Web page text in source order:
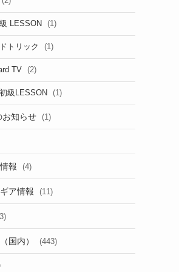
LESSON (1)
トリック (1)
TV (2)
級LESSON (1)
お知らせ (1)
報 (4)
ア情報 (11)
国内） (443)